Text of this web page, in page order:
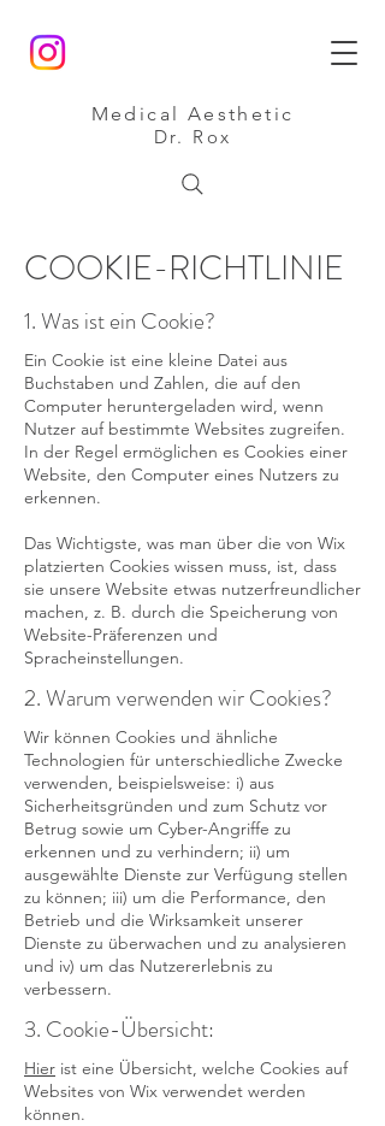
Medical Aesthetic
Dr. Rox
COOKIE-RICHTLINIE
1. Was ist ein Cookie?
Ein Cookie ist eine kleine Datei aus
Buchstaben und Zahlen, die auf den
Computer heruntergeladen wird, wenn
Nutzer auf bestimmte Websites zugreifen.
In der Regel ermöglichen es Cookies einer
Website, den Computer eines Nutzers zu
erkennen.
Das Wichtigste, was man über die von Wix
platzierten Cookies wissen muss, ist, dass
sie unsere Website etwas nutzerfreundlicher
machen, z. B. durch die Speicherung von
Website-Präferenzen und
Spracheinstellungen.
2. Warum verwenden wir Cookies?
Wir können Cookies und ähnliche
Technologien für unterschiedliche Zwecke
verwenden, beispielsweise: i) aus
Sicherheitsgründen und zum Schutz vor
Betrug sowie um Cyber-Angriffe zu
erkennen und zu verhindern; ii) um
ausgewählte Dienste zur Verfügung stellen
zu können; iii) um die Performance, den
Betrieb und die Wirksamkeit unserer
Dienste zu überwachen und zu analysieren
und iv) um das Nutzererlebnis zu
verbessern.
3. Cookie-Übersicht:
Hier ist eine Übersicht, welche Cookies auf
Websites von Wix verwendet werden
können.